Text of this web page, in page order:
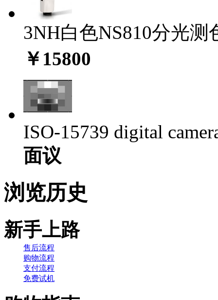
3NH白色NS810分光测
￥15800
ISO-15739 digital
面议
浏览历史
新手上路
售后流程
购物流程
支付流程
免费试机